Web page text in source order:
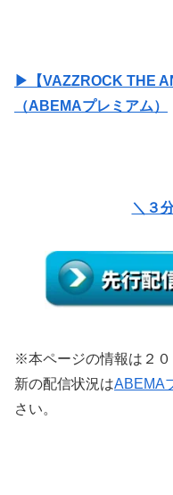
▶【VAZZROCK THE
（ABEMAプレミアム）
＼３
※本ページの情報は２
新の配信状況はABEMA
さい。